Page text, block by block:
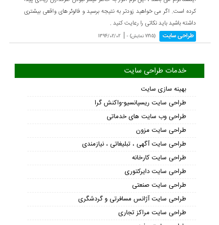
با در نظر داشتن چند نکته در اینستاگرام محبوبتر شوید
یکی از روش های بازریابی اینترنتی و معرفی و محصولات استفاده از
اینستاگرام می باشد ، این نرم افزار به خاطر فیلتر نبودن طرفداران زیادی پیدا
کرده است. اگر می خواهید زودتر به نتیجه برسید و فالوئر های واقعی بیشتری
داشته باشید باید نکاتی را رعایت کنید .
طراحی سایت (7215 نمایش) - |
1394/02/02